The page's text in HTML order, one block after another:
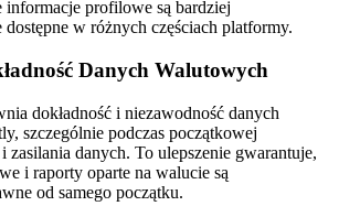
informacje profilowe są bardziej
dostępne w różnych częściach platformy.
Danych Walutowych
dokładność i niezawodność danych
szczególnie podczas początkowej
zasilania danych. To ulepszenie gwarantuje,
i raporty oparte na walucie są
od samego początku.